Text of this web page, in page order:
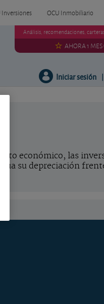
Inversiones OCU Inmobiliario
Análisis, recomendaciones,
AHORA 1 MES
Iniciar sesión |
económico, las
su depreciación